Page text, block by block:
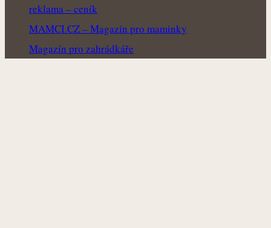
reklama – ceník
MAMCI.CZ – Magazín pro maminky
Magazín pro zahrádkáře